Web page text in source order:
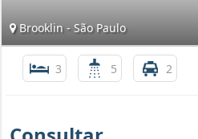
Brooklin - São Paulo
3 5 2